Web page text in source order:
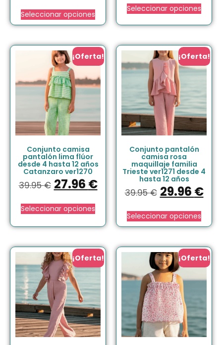
Seleccionar opciones
Seleccionar opciones
¡Oferta!
Conjunto camisa
pantalón lima flúor
desde 4 hasta 12 años
Catanzaro ver1270
39.95€ 27.96 €
Seleccionar opciones
¡Oferta!
Conjunto pantalón
camisa rosa
maquillaje familia
Trieste ver1271 desde 4
hasta 12 años
39.95€ 29.96 €
Seleccionar opciones
¡Oferta! ¡Oferta!